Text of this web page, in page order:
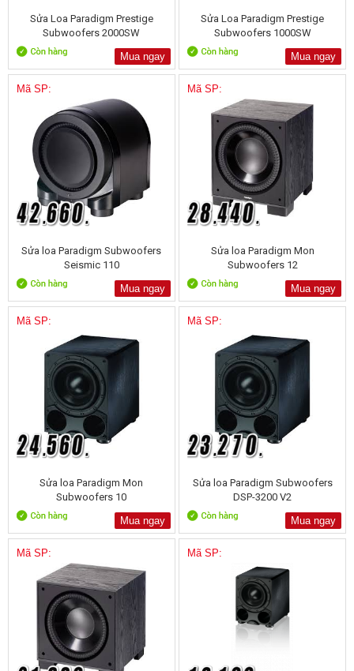
Sửa Loa Paradigm Prestige
Subwoofers 2000SW
Mua ngay
Sửa Loa Paradigm Prestige
Subwoofers 1000SW
Mua ngay
Mã SP:
Sửa loa Paradigm Subwoofers
Seismic 110
Mua ngay
Mã SP:
Sửa loa Paradigm Mon
Subwoofers 12
Mua ngay
Mã SP:
Sửa loa Paradigm Mon
Subwoofers 10
Mua ngay
Mã SP:
Sửa loa Paradigm Subwoofers
DSP-3200 V2
Mua ngay
Mã SP: Mã SP: